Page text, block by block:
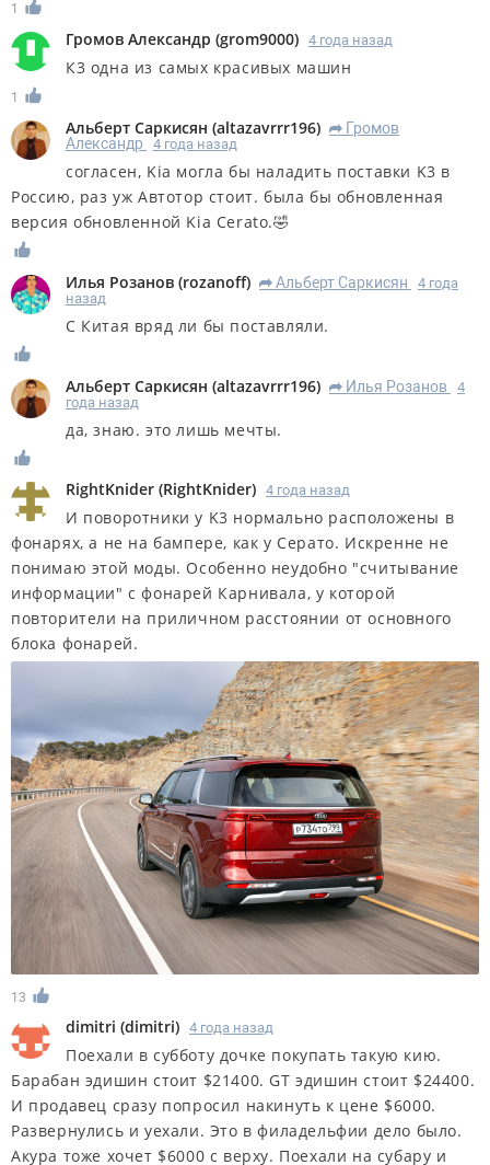
1
Громов Александр (grom9000) 4 года назад
К3 одна из самых красивых машин
1
Альберт Саркисян (altazavrrr196) R Громов
Александр
4 года назад
согласен, Kia могла бы наладить поставки K3 в
Россию, раз уж Автотор стоит. была бы обновленная
версия обновленной Kia Cerato.🤣
Илья Розанов (rozanoff) R Альберт Саркисян
4 года
назад
С Китая вряд ли бы поставляли.
Альберт Саркисян (altazavrrr196) R Илья Розанов
4
года назад
да, знаю. это лишь мечты.
RightKnider (RightKnider) 4 года назад
И поворотники у K3 нормально расположены в
фонарях, а не на бампере, как у Серато. Искренне не
понимаю этой моды. Особенно неудобно "считывание
информации" с фонарей Карнивала, у которой
повторители на приличном расстоянии от основного
блока фонарей.
13
dimitri (dimitri) 4 года назад
Поехали в субботу дочке покупать такую кию.
Барабан эдишин стоит $21400. GT эдишин стоит $24400.
И продавец сразу попросил накинуть к цене $6000.
Развернулись и уехали. Это в филадельфии дело было.
Акура тоже хочет $6000 с верху. Поехали на субару и